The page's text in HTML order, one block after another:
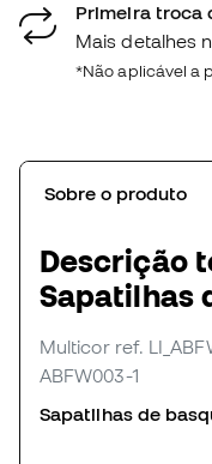
Primeira troca
Mais detalhes
*Não aplicável a
Sobre o produto
Descrição
Sapatilhas
Multicor ref.
ABFW003-1
Sapatilhas de